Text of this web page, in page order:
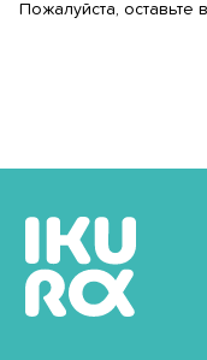
Пожалуйста, оставьте